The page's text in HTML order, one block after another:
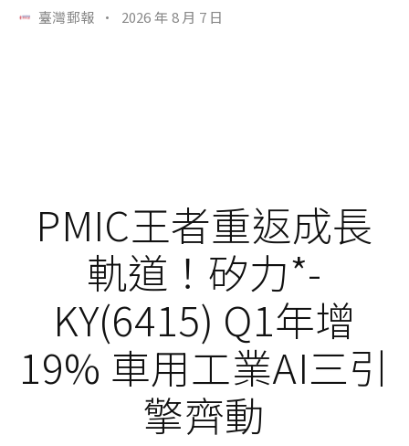
臺灣郵報 · 2026 年 8 月 7 日
PMIC王者重返成長
軌道！矽力*-
KY(6415) Q1年增
19% 車用工業AI三引
擎齊動